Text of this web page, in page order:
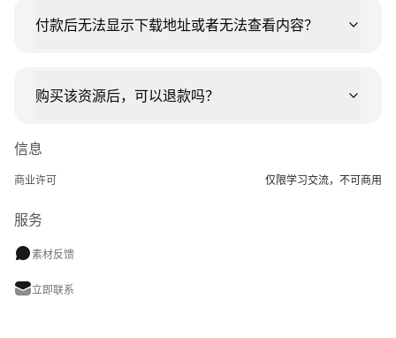
付款后无法显示下载地址或者无法查看内容？
购买该资源后，可以退款吗？
信息
商业许可 仅限学习交流，不可商用
服务
素材反馈
立即联系